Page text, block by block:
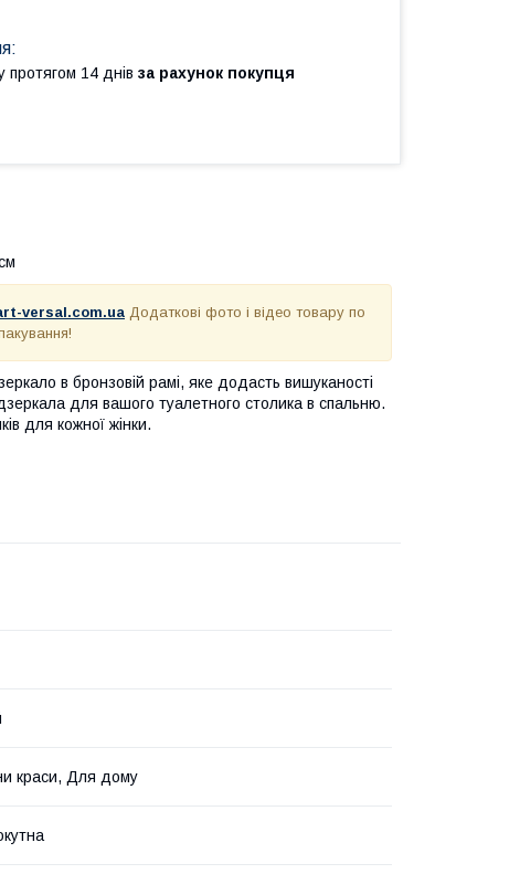
протягом 14 днів за рахунок покупця
versal.com.ua Додаткові фото і відео товару по
в бронзовій рамі, яке додасть вишуканості
для вашого туалетного столика в спальню.
для кожної жінки.
краси, Для дому